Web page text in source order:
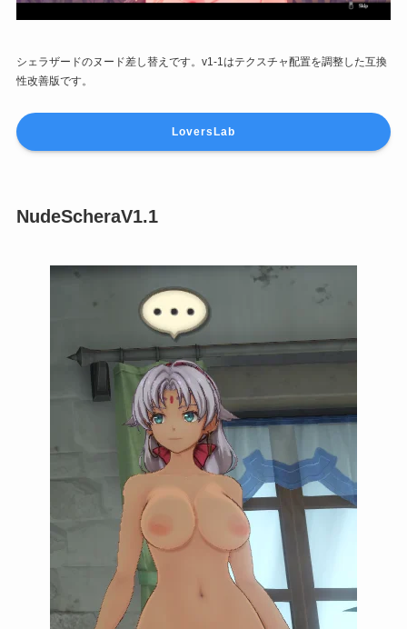
シェラザードのヌード差し替えです。v1-1はテクスチャ配置を調整した互換
性改善版です。
LoversLab
NudeScheraV1.1